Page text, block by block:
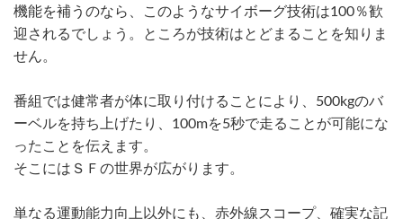
機能を補うのなら、このようなサイボーグ技術は100％歓
迎されるでしょう。ところが技術はとどまることを知りま
せん。
番組では健常者が体に取り付けることにより、500kgのバ
ーベルを持ち上げたり、100mを5秒で走ることが可能にな
ったことを伝えます。
そこにはＳＦの世界が広がります。
単なる運動能力向上以外にも、赤外線スコープ、確実な記